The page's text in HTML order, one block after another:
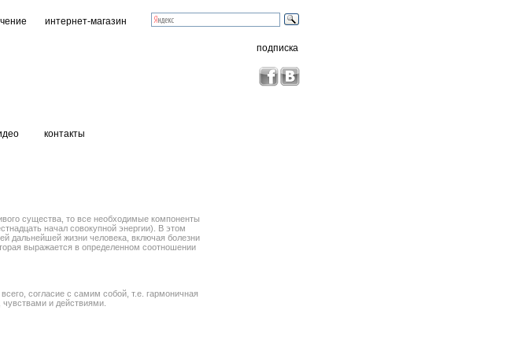
интернет-магазин
подписка
контакты
существа, то все необходимые компоненты
начал совокупной энергии). В этом
дальнейшей жизни человека, включая болезни
выражается в определенном соотношении
согласие с самим собой, т.е. гармоничная
и действиями.